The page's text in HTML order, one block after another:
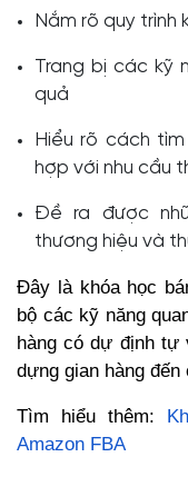
Nắm rõ quy trình
Trang bị các kỹ
quả
Hiểu rõ cách
hợp với nhu cầu
Đề ra được
thương hiệu và
Đây là khóa học
bộ các kỹ năng
hàng có dự định tự
dựng gian hàng
Tìm hiểu thêm:
Amazon FBA